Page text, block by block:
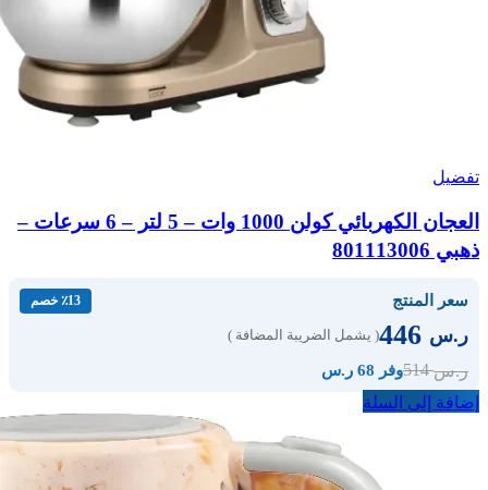
تفضيل
العجان الكهربائي كولن 1000 وات – 5 لتر – 6 سرعات –
ذهبي 801113006
سعر المنتج ٪13 خصم
ر.س ( يشمل الضريبة المضافة )
ر.س514 وفر 68 ر.س
إضافة إلى السلة